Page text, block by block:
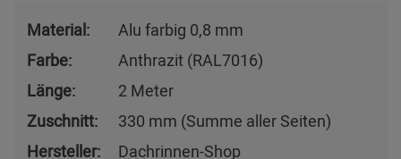
Material:
Alu farbig 0,8 mm
Farbe:
Anthrazit (RAL7016)
Länge:
2 Meter
Zuschnitt:
330 mm (Summe aller Seiten)
Hersteller:
Dachrinnen-Shop